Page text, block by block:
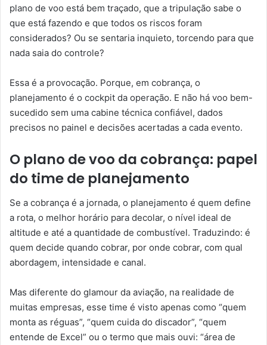
plano de voo está bem traçado, que a tripulação sabe o
que está fazendo e que todos os riscos foram
considerados? Ou se sentaria inquieto, torcendo para que
nada saia do controle?
Essa é a provocação. Porque, em cobrança, o
planejamento é o cockpit da operação. E não há voo bem-
sucedido sem uma cabine técnica confiável, dados
precisos no painel e decisões acertadas a cada evento.
O plano de voo da cobrança: papel
do time de planejamento
Se a cobrança é a jornada, o planejamento é quem define
a rota, o melhor horário para decolar, o nível ideal de
altitude e até a quantidade de combustível. Traduzindo: é
quem decide quando cobrar, por onde cobrar, com qual
abordagem, intensidade e canal.
Mas diferente do glamour da aviação, na realidade de
muitas empresas, esse time é visto apenas como “quem
monta as réguas”, “quem cuida do discador”, “quem
entende de Excel” ou o termo que mais ouvi: “área de